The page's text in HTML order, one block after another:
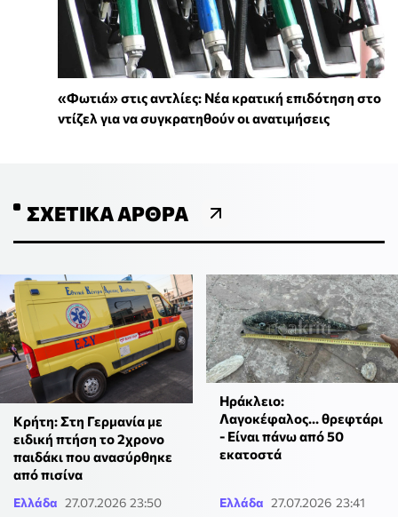
«Φωτιά» στις αντλίες: Νέα κρατική επιδότηση στο
ντίζελ για να συγκρατηθούν οι ανατιμήσεις
ΣΧΕΤΙΚΆ ΆΡΘΡΑ
Κρήτη: Στη Γερμανία με
ειδική πτήση το 2χρονο
παιδάκι που ανασύρθηκε
από πισίνα
Ελλάδα 27.07.2026 23:50
Ηράκλειο:
Λαγοκέφαλος… θρεφτάρι
- Είναι πάνω από 50
εκατοστά
Ελλάδα 27.07.2026 23:41